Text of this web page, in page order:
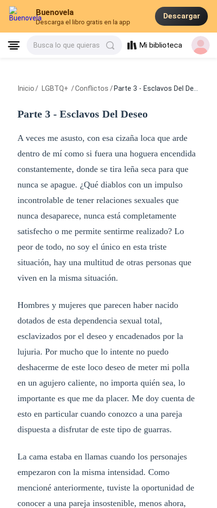
Buenovela
Descarga el libro gratis en la app
Descargar
Busca lo que quieras Mi biblioteca
Inicio / LGBTQ+ /Conflictos / Parte 3 - Esclavos Del Deseo
Parte 3 - Esclavos Del Deseo
A veces me asusto, con esa cizaña loca que arde
dentro de mí como si fuera una hoguera encendida
constantemente, donde se tira leña seca para que
nunca se apague. ¿Qué diablos con un impulso
incontrolable de tener relaciones sexuales que
nunca desaparece, nunca está completamente
satisfecho o me permite sentirme realizado? Lo
peor de todo, no soy el único en esta triste
situación, hay una multitud de otras personas que
viven en la misma situación.
Hombres y mujeres que parecen haber nacido
dotados de esta dependencia sexual total,
esclavizados por el deseo y encadenados por la
lujuria. Por mucho que lo intente no puedo
deshacerme de este loco deseo de meter mi polla
en un agujero caliente, no importa quién sea, lo
importante es que me da placer. Me doy cuenta de
esto en particular cuando conozco a una pareja
dispuesta a disfrutar de este tipo de guarras.
La cama estaba en llamas cuando los personajes
empezaron con la misma intensidad. Como
mencioné anteriormente, tuviste la oportunidad de
conocer a una pareja insostenible, menos ahora,